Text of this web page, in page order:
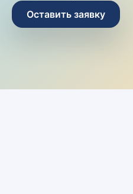
Оставить заявку